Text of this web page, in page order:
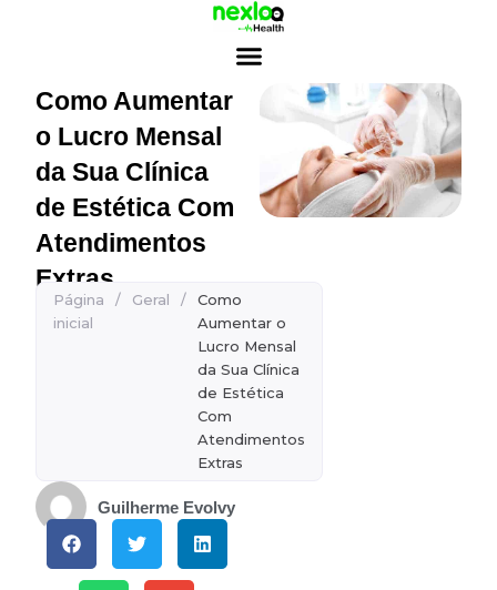
conteúdoComo Aumentar
o Lucro Mensal
da Sua Clínica
de Estética Com
Atendimentos
Extras
Página
inicial
/ Geral /
Como
Aumentar o
Lucro Mensal
da Sua Clínica
de Estética
Com
Atendimentos
Extras
Guilherme Evolvy